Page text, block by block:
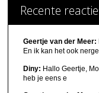
Recente
Geertje van der Meer:
En ik kan het ook
Diny: Hallo Geertje,
heb je eens e